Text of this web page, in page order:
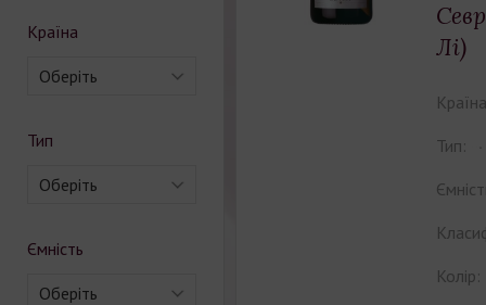
Країна
Оберіть
Тип
Оберіть
Ємність
Оберіть
Лі)
Тип:
Колір: